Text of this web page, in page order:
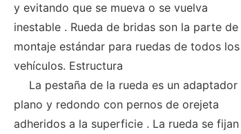
y evitando que se mueva o se vuelva
inestable . Rueda de bridas son la parte de
montaje estándar para ruedas de todos los
vehículos. Estructura
La pestaña de la rueda es un adaptador
plano y redondo con pernos de orejeta
adheridos a la superficie . La rueda se fijan